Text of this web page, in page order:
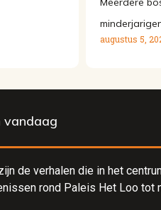
augustus 5,
vandaag
de verhalen die in het
rond Paleis Het Loo